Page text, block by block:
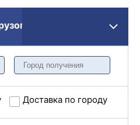
Доставка по городу